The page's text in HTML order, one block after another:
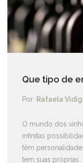
Que tipo de
Por: Rafaela
O mundo dos
infinitas
têm
tem suas próprias ...